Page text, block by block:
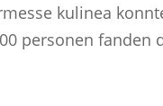
kulinea
personen fanden